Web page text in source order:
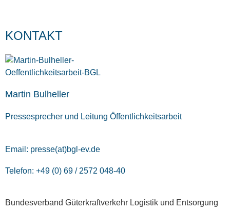
KONTAKT
Martin Bulheller
Pressesprecher und Leitung Öffentlichkeitsarbeit
Email: presse(at)bgl-ev.de
Telefon: +49 (0) 69 / 2572 048-40
Bundesverband Güterkraftverkehr Logistik und Entsorgung